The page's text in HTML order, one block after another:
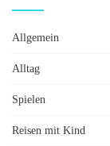
Allgemein
Alltag
Spielen
Reisen mit Kind